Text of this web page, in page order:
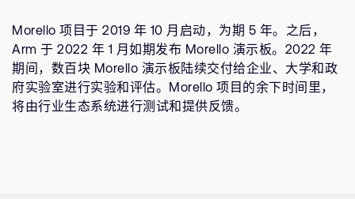
Morello 项目于 2019 年 10 月启动，为期 5 年。之后，
Arm 于 2022 年 1 月如期发布 Morello 演示板。2022 年
期间，数百块 Morello 演示板陆续交付给企业、大学和政
府实验室进行实验和评估。Morello 项目的余下时间里，
将由行业生态系统进行测试和提供反馈。